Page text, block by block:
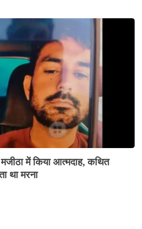
में किया आत्मदाह, कथित
था मरना